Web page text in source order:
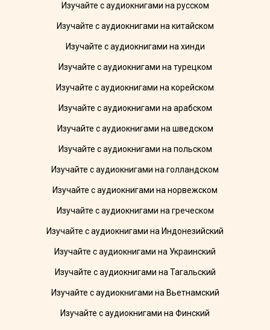
Изучайте с аудиокнигами на русском
Изучайте с аудиокнигами на китайском
Изучайте с аудиокнигами на хинди
Изучайте с аудиокнигами на турецком
Изучайте с аудиокнигами на корейском
Изучайте с аудиокнигами на арабском
Изучайте с аудиокнигами на шведском
Изучайте с аудиокнигами на польском
Изучайте с аудиокнигами на голландском
Изучайте с аудиокнигами на норвежском
Изучайте с аудиокнигами на греческом
Изучайте с аудиокнигами на Индонезийский
Изучайте с аудиокнигами на Украинский
Изучайте с аудиокнигами на Тагальский
Изучайте с аудиокнигами на Вьетнамский
Изучайте с аудиокнигами на Финский